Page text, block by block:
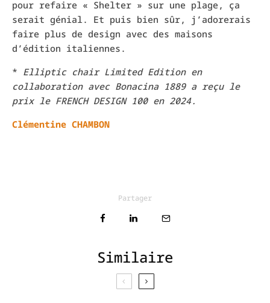
pour refaire « Shelter » sur une plage, ça
serait génial. Et puis bien sûr, j’adorerais
faire plus de design avec des maisons
d’édition italiennes.
* Elliptic chair Limited Edition en
collaboration avec Bonacina 1889 a reçu le
prix le FRENCH DESIGN 100 en 2024.
Clémentine CHAMBON
Partager
Similaire